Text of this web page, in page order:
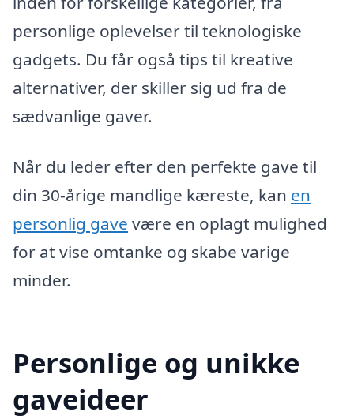
personlige oplevelser til teknologiske
gadgets. Du får også tips til kreative
alternativer, der skiller sig ud fra de
sædvanlige gaver.
Når du leder efter den perfekte gave til
din 30-årige mandlige kæreste, kan en
personlig gave være en oplagt mulighed
for at vise omtanke og skabe varige
minder.
Personlige og unikke
gaveideer